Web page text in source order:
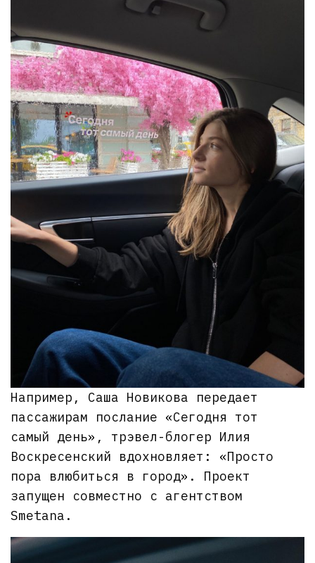
Например, Саша Новикова передает
пассажирам послание «Сегодня тот
самый день», трэвел-блогер Илия
Воскресенский вдохновляет: «Просто
пора влюбиться в город». Проект
запущен совместно с агентством
Smetana.